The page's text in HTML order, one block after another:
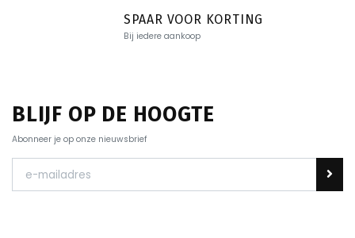
SPAAR VOOR KORTING
Bij iedere aankoop
BLIJF OP DE HOOGTE
Abonneer je op onze nieuwsbrief